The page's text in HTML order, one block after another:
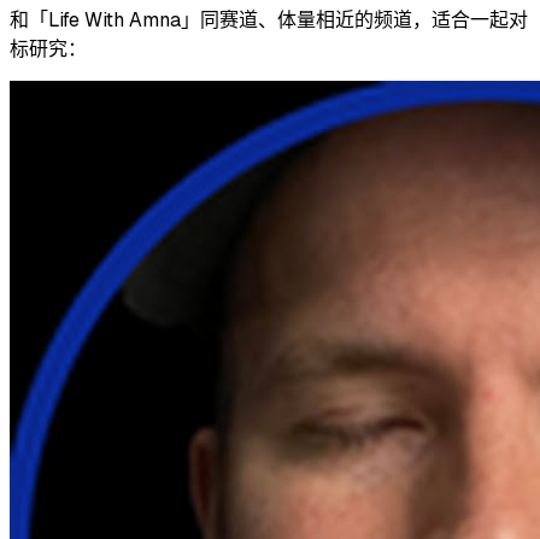
和「Life With Amna」同赛道、体量相近的频道，适合一起对
标研究：